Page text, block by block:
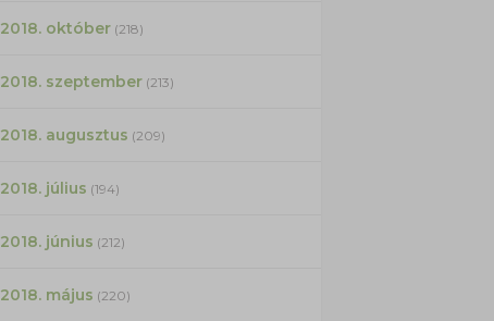
2018. október(218)
2018. szeptember(213)
2018. augusztus (209)
2018. július (194)
2018. június (212)
2018. május (220)